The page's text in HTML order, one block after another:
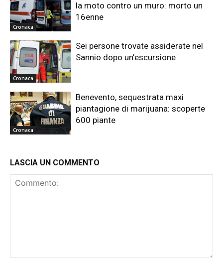
Cronaca
la moto contro un muro: morto un
16enne
Cronaca
Sei persone trovate assiderate nel
Sannio dopo un’escursione
Cronaca
Benevento, sequestrata maxi
piantagione di marijuana: scoperte
600 piante
LASCIA UN COMMENTO